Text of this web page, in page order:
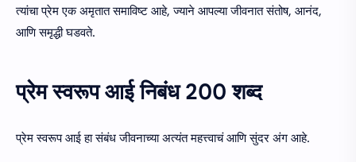
त्यांचा प्रेम एक अमृतात समाविष्ट आहे, ज्याने आपल्या जीवनात संतोष, आनंद,
आणि समृद्धी घडवते.
प्रेम स्वरूप आई निबंध 200 शब्द
प्रेम स्वरूप आई हा संबंध जीवनाच्या अत्यंत महत्त्वाचं आणि सुंदर अंग आहे.